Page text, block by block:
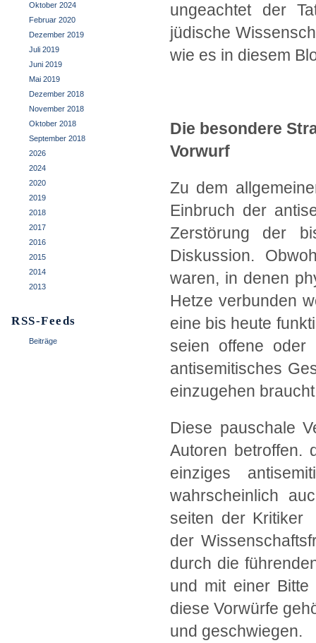
Oktober 2024
Februar 2020
Dezember 2019
Juli 2019
Juni 2019
Mai 2019
Dezember 2018
November 2018
Oktober 2018
September 2018
2026
2024
2020
2019
2018
2017
2016
2015
2014
2013
RSS-Feeds
Beiträge
ungeachtet der
jüdische
wie es in diesem
Die besondere
Vorwurf
Zu dem
Einbruch der
Zerstörung der
Diskussion.
waren, in denen
Hetze verbunden
eine bis heute
seien offene oder
antisemitisches
einzugehen
Diese pauschale
Autoren betroffen.
einziges
wahrscheinlich
seiten der Kritiker
der
durch die
und mit einer Bitte
diese Vorwürfe
und geschwiegen.